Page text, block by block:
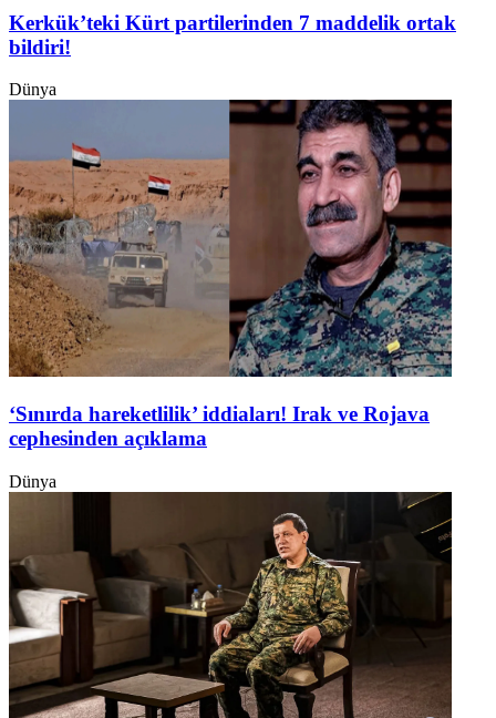
Kerkük’teki Kürt partilerinden 7 maddelik ortak
bildiri!
Dünya
‘Sınırda hareketlilik’ iddiaları! Irak ve Rojava
cephesinden açıklama
Dünya